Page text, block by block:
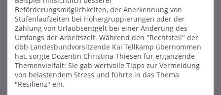
Beförderungsmöglichkeiten, der Anerkennung von
Stufenlaufzeiten bei Höhergruppierungen oder der
Zahlung von Urlaubsentgelt bei einer Änderung des
Umfangs der Arbeitszeit. Während den "Rechtsteil" der
dbb Landesbundvorsitzende Kai Tellkamp übernommen
hat, sorgte Dozentin Christina Thiesen für ergänzende
Themenvielfalt: Sie gab wertvolle Tipps zur Vermeidung
von belastendem Stress und führte in das Thema
"Resilienz" ein.